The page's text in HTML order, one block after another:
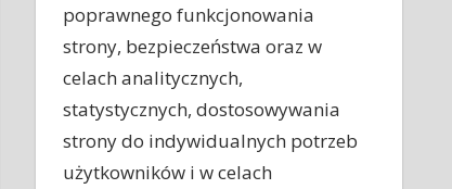
poprawnego funkcjonowania
strony, bezpieczeństwa oraz w
celach analitycznych,
statystycznych, dostosowywania
strony do indywidualnych potrzeb
użytkowników i w celach